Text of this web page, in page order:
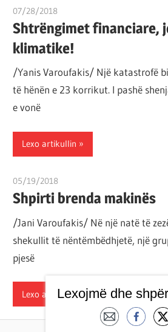
mënyra
të
ndryshme
botën,
por
çështja
që
ta
shndërrosh
atë.
07/28/2018
Shtrëngimet financiare,
klimatike!
/Yanis Varoufakis/ Një katastrofë
të hënën e 23 korrikut. I pashë
e vonë
Lexo artikullin
05/19/2018
Shpirti brenda makinës
/Jani Varoufakis/ Në një natë të
shekullit të nëntëmbëdhjetë, një
pjesë
Lexo artikullinLexojmë dhe